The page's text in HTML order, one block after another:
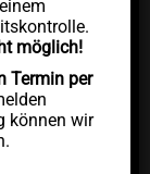
Person
unter
übernimmt
Ergebnis,
etwaige
möglich!
Termin per
können wir